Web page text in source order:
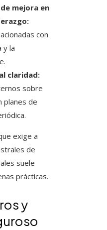
mejora en
con
y la
claridad:
sobre
planes de
exige a
de
suele
prácticas.
y